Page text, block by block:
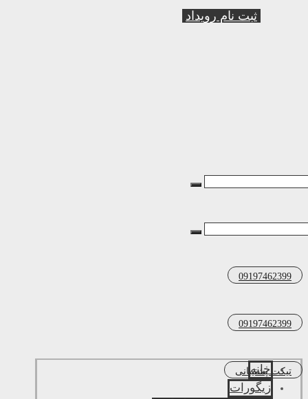
ثبت نام رویداد
09197462399
09197462399
تیکت پشتیبانی
خانه
زیگورات